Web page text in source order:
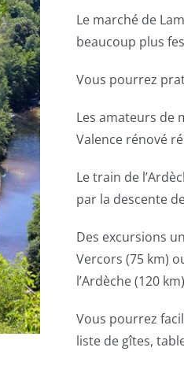
Le marché de
beaucoup plus
Vous pourrez
Les amateurs de
Valence rénové
Le train de
par la descente
Des excursions
Vercors (75 km)
l’Ardèche (120
Vous pourrez
liste de gîtes,